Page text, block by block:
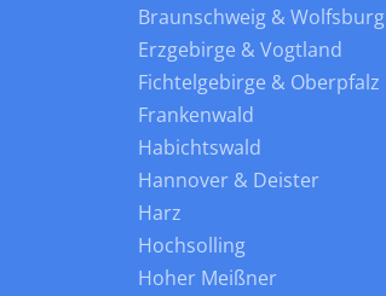
Braunschweig & Wolfsburg
Erzgebirge & Vogtland
Fichtelgebirge & Oberpfalz
Frankenwald
Habichtswald
Hannover & Deister
Harz
Hochsolling
Hoher Meißner